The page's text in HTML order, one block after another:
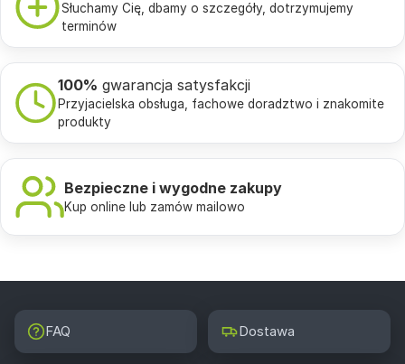
Słuchamy Cię, dbamy o szczegóły, dotrzymujemy
terminów
100% gwarancja satysfakcji
Przyjacielska obsługa, fachowe doradztwo i znakomite
produkty
Bezpieczne i wygodne zakupy
Kup online lub zamów mailowo
FAQ Dostawa